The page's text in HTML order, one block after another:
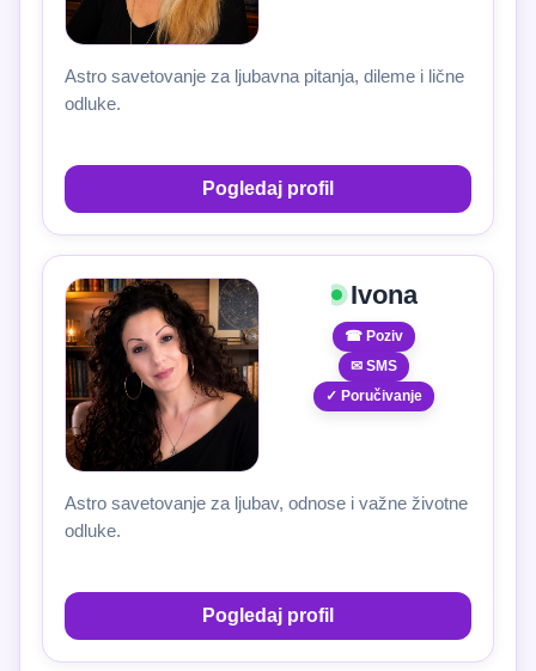
Astro savetovanje za ljubavna pitanja, dileme i lične
odluke.
Pogledaj profil
Ivona
☎ Poziv
✉ SMS
✓ Poručivanje
Astro savetovanje za ljubav, odnose i važne životne
odluke.
Pogledaj profil